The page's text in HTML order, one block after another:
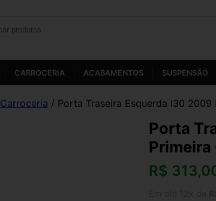
CARROCERIA ACABAMENTOS SUSPENSÃO
Carroceria / Porta Traseira Esquerda I30 2009
Porta
Primeira
R$